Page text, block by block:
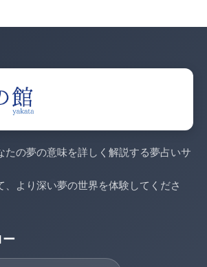
たの夢の意味を詳しく解説する夢占いサ
、より深い夢の世界を体験してくださ